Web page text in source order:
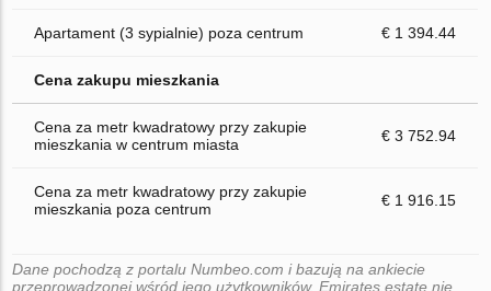
Apartament (3 sypialnie) poza centrum € 1 394.44
Cena zakupu mieszkania
Cena za metr kwadratowy przy zakupie
mieszkania w centrum miasta
€ 3 752.94
Cena za metr kwadratowy przy zakupie
mieszkania poza centrum
€ 1 916.15
Dane pochodzą z portalu Numbeo.com i bazują na ankiecie
przeprowadzonej wśród jego użytkowników. Emirates.estate nie